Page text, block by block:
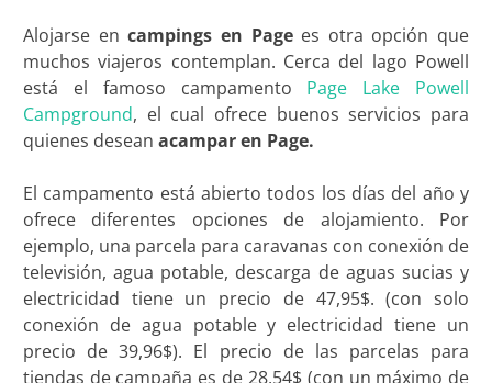
Alojarse en campings en Pagees otra opción que
muchos viajeros contemplan. Cerca del lago Powell
está el famoso campamento Page Lake Powell
Campground, el cual ofrece buenos servicios para
quienes desean acampar en Page.
El campamento está abierto todos los días del año y
ofrece diferentes opciones de alojamiento. Por
ejemplo, una parcela para caravanas con conexión de
televisión, agua potable, descarga de aguas sucias y
electricidad tiene un precio de 47,95$. (con solo
conexión de agua potable y electricidad tiene un
precio de 39,96$). El precio de las parcelas para
tiendas de campaña es de 28,54$ (con un máximo de